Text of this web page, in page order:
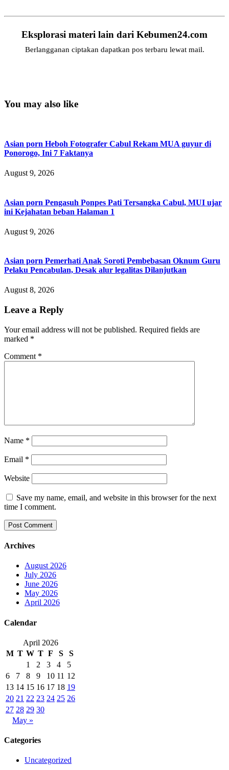
Eksplorasi materi lain dari Kebumen24.com
Berlangganan ciptakan dapatkan pos terbaru lewat mail.
You may also like
Asian porn Heboh Fotografer Cabul Rekam MUA guyur di
Ponorogo, Ini 7 Faktanya
August 9, 2026
Asian porn Pengasuh Ponpes Pati Tersangka Cabul, MUI ujar
ini Kejahatan beban Halaman 1
August 9, 2026
Asian porn Pemerhati Anak Soroti Pembebasan Oknum Guru
Pelaku Pencabulan, Desak alur legalitas Dilanjutkan
August 8, 2026
Leave a Reply
Your email address will not be published. Required fields are
marked *
Comment *
Name *
Email *
Website
Save my name, email, and website in this browser for the next
time I comment.
Archives
August 2026
July 2026
June 2026
May 2026
April 2026
Calendar
April 2026
M T W T F S
S
1
2 3 4
5
6
7 8 9 10 11 12
13 14 15 16 17 18 19
20 21 22 23 24 25 26
27 28 29 30
May »
Categories
Uncategorized